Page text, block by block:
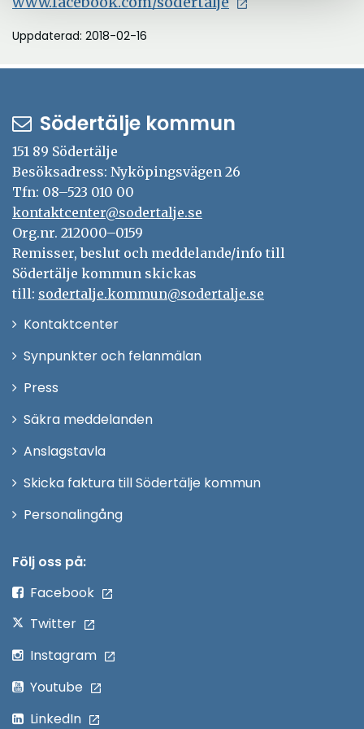
Uppdaterad: 2018-02-16
Södertälje kommun
151 89 Södertälje
Besöksadress: Nyköpingsvägen 26
Tfn: 08–523 010 00
kontaktcenter@sodertalje.se
Org.nr. 212000–0159
Remisser, beslut och meddelande/info till
Södertälje kommun skickas
till: sodertalje.kommun@sodertalje.se
KontaktcenterÖppna
Synpunkter och felanmälan
Press
fönster
Säkra meddelanden
Anslagstavla
Skicka faktura till Södertälje kommun
PersonalingångÖppna
Följ oss på:
Facebook
Twitter
Instagram
Youtube
LinkedIn